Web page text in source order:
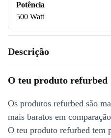
Potência
500 Watt
Descrição
O teu produto refurbed
Os produtos refurbed são
mais baratos em
O teu produto refurbed tem